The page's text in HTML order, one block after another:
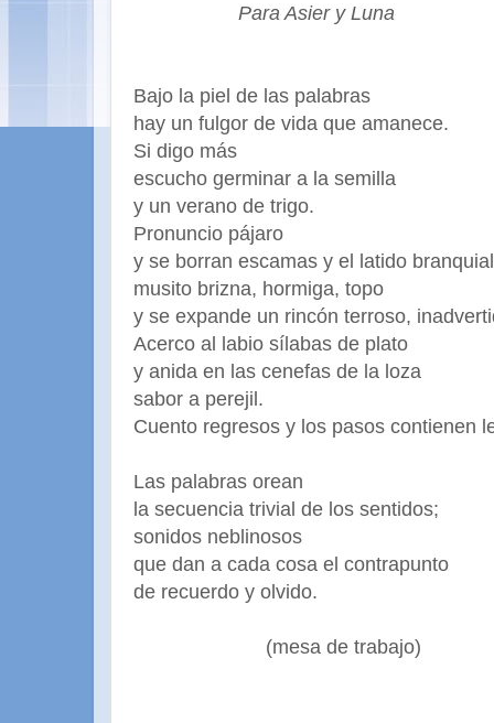
Para Asier y Luna
Bajo la piel de las palabras
hay un fulgor de vida que amanece.
Si digo más
escucho germinar a la semilla
y un verano de trigo.
Pronuncio pájaro
y se borran escamas y el latido
musito brizna, hormiga, topo
y se expande un rincón terroso,
Acerco al labio sílabas de plato
y anida en las cenefas de la loza
sabor a perejil.
Cuento regresos y los pasos contienen
Las palabras orean
la secuencia trivial de los sentidos;
sonidos neblinosos
que dan a cada cosa el contrapunto
de recuerdo y olvido.
(mesa de trabajo)